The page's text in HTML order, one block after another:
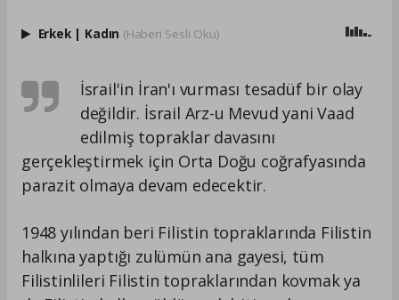
Erkek | Kadın (Haberi Sesli Oku)
İsrail'in İran'ı vurması tesadüf bir olay
değildir. İsrail Arz-u Mevud yani Vaad
edilmiş topraklar davasını
gerçekleştirmek için Orta Doğu coğrafyasında
parazit olmaya devam edecektir.
1948 yılından beri Filistin topraklarında Filistin
halkına yaptığı zulümün ana gayesi, tüm
Filistinlileri Filistin topraklarından kovmak ya